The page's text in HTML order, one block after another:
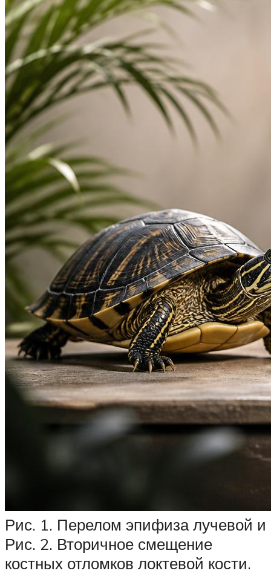
Рис. 1. Перелом эпифиза лучевой и
Рис. 2. Вторичное смещение
костных отломков локтевой кости.